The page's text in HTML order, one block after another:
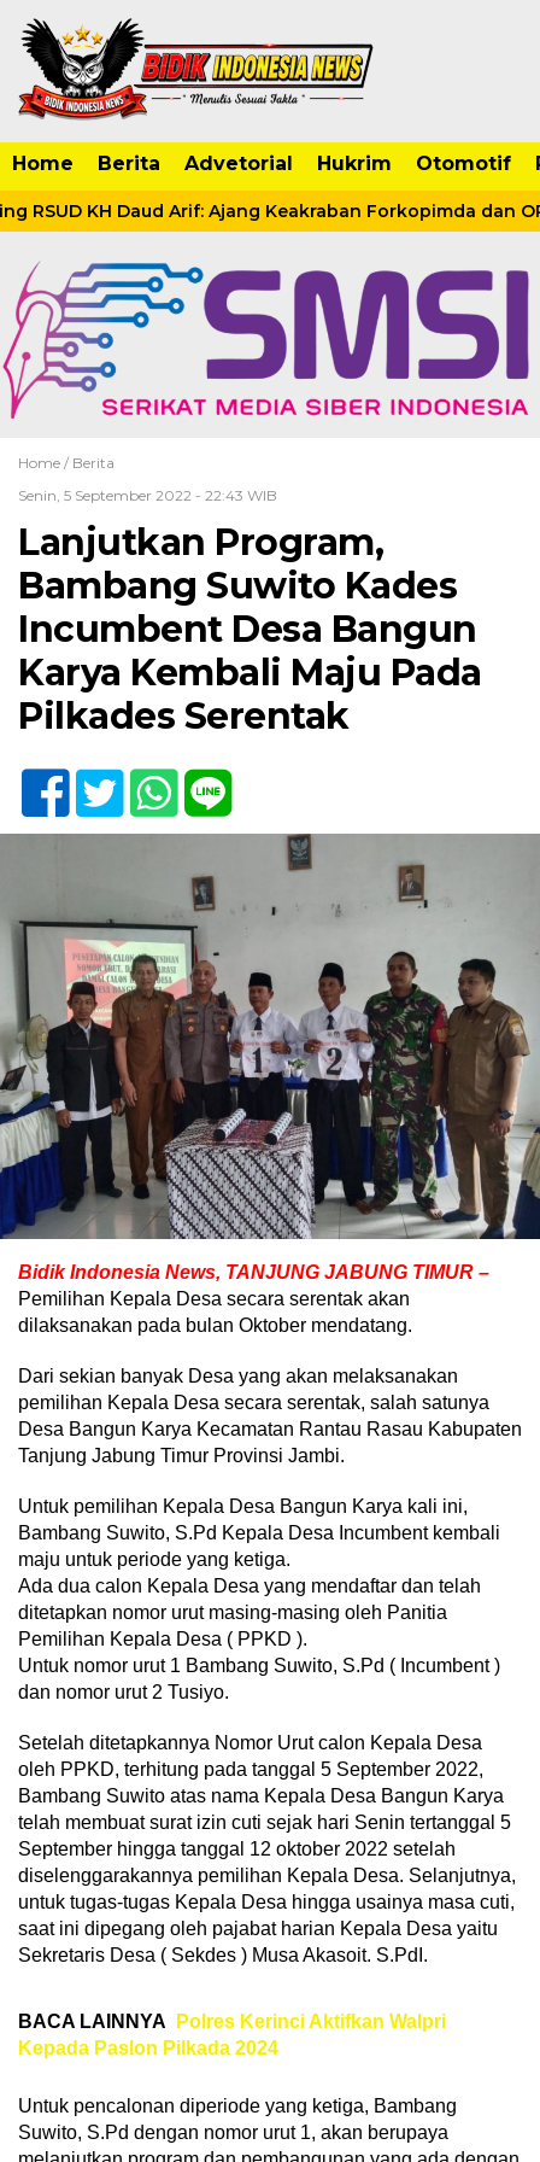
Home Berita Advetorial Hukrim Otomotif
RSUD KH Daud Arif: Ajang Keakraban Forkopimda dan
Home / Berita
Senin, 5 September 2022 - 22:43 WIB
Lanjutkan Program,
Bambang Suwito Kades
Incumbent Desa Bangun
Karya Kembali Maju Pada
Pilkades Serentak
Bidik Indonesia News, TANJUNG JABUNG TIMUR –
Pemilihan Kepala Desa secara serentak akan
dilaksanakan pada bulan Oktober mendatang.
Dari sekian banyak Desa yang akan melaksanakan
pemilihan Kepala Desa secara serentak, salah satunya
Desa Bangun Karya Kecamatan Rantau Rasau Kabupaten
Tanjung Jabung Timur Provinsi Jambi.
Untuk pemilihan Kepala Desa Bangun Karya kali ini,
Bambang Suwito, S.Pd Kepala Desa Incumbent kembali
maju untuk periode yang ketiga.
Ada dua calon Kepala Desa yang mendaftar dan telah
ditetapkan nomor urut masing-masing oleh Panitia
Pemilihan Kepala Desa ( PPKD ).
Untuk nomor urut 1 Bambang Suwito, S.Pd ( Incumbent )
dan nomor urut 2 Tusiyo.
Setelah ditetapkannya Nomor Urut calon Kepala Desa
oleh PPKD, terhitung pada tanggal 5 September 2022,
Bambang Suwito atas nama Kepala Desa Bangun Karya
telah membuat surat izin cuti sejak hari Senin tertanggal 5
September hingga tanggal 12 oktober 2022 setelah
diselenggarakannya pemilihan Kepala Desa. Selanjutnya,
untuk tugas-tugas Kepala Desa hingga usainya masa cuti,
saat ini dipegang oleh pajabat harian Kepala Desa yaitu
Sekretaris Desa ( Sekdes ) Musa Akasoit. S.PdI.
BACA LAINNYA
Polres Kerinci Aktifkan Walpri
Kepada Paslon Pilkada 2024
Untuk pencalonan diperiode yang ketiga, Bambang
Suwito, S.Pd dengan nomor urut 1, akan berupaya